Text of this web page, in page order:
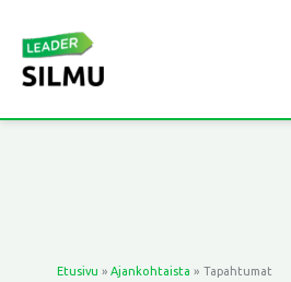
sisältöön
Etusivu Ajankohtaista Tapahtumat